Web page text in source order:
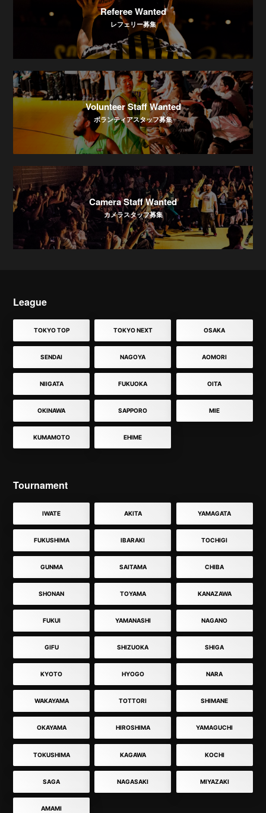
Referee Wanted
レフェリー募集
Volunteer Staff Wanted
ボランティアスタッフ募集
Camera Staff Wanted
カメラスタッフ募集
League
TOKYO TOP TOKYO NEXT OSAKA
SENDAI NAGOYA AOMORI
NIIGATA FUKUOKA OITA
OKINAWA SAPPORO MIE
KUMAMOTO EHIME
Tournament
IWATE AKITA YAMAGATA
FUKUSHIMA IBARAKI TOCHIGI
GUNMA SAITAMA CHIBA
SHONAN TOYAMA KANAZAWA
FUKUI YAMANASHI NAGANO
GIFU SHIZUOKA SHIGA
KYOTO HYOGO NARA
WAKAYAMA TOTTORI SHIMANE
OKAYAMA HIROSHIMA YAMAGUCHI
TOKUSHIMA KAGAWA KOCHI
SAGA NAGASAKI MIYAZAKI
AMAMI